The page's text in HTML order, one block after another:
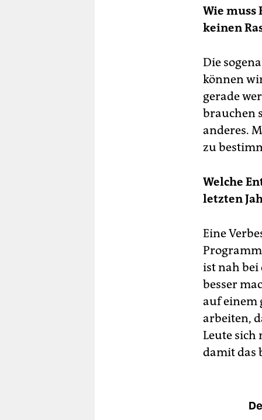
Wie muss
keinen
Die
können
gerade
brauchen
anderes.
zu
Welche
letzten
Eine
ist nah
besser
auf einem
arbeiten,
Leute sich
damit das